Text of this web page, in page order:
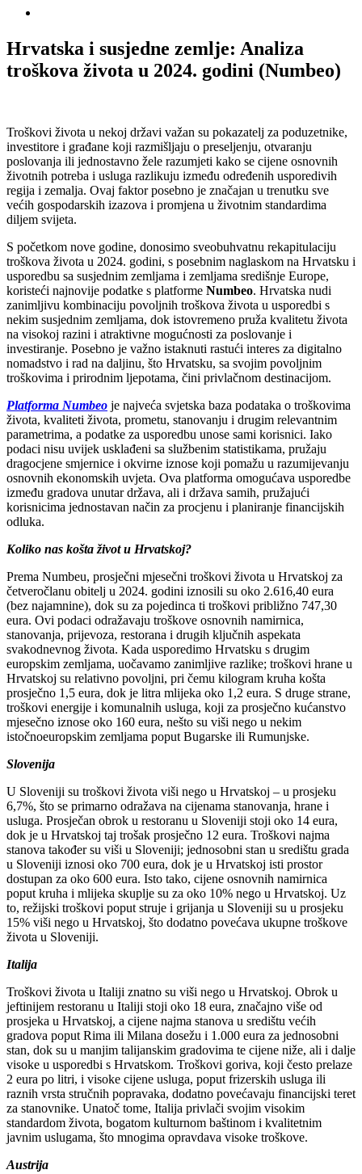
Hrvatska i susjedne zemlje: Analiza
troškova života u 2024. godini (Numbeo)
Troškovi života u nekoj državi važan su pokazatelj za poduzetnike,
investitore i građane koji razmišljaju o preseljenju, otvaranju
poslovanja ili jednostavno žele razumjeti kako se cijene osnovnih
životnih potreba i usluga razlikuju između određenih usporedivih
regija i zemalja. Ovaj faktor posebno je značajan u trenutku sve
većih gospodarskih izazova i promjena u životnim standardima
diljem svijeta.
S početkom nove godine, donosimo sveobuhvatnu rekapitulaciju
troškova života u 2024. godini, s posebnim naglaskom na Hrvatsku i
usporedbu sa susjednim zemljama i zemljama središnje Europe,
koristeći najnovije podatke s platforme Numbeo. Hrvatska nudi
zanimljivu kombinaciju povoljnih troškova života u usporedbi s
nekim susjednim zemljama, dok istovremeno pruža kvalitetu života
na visokoj razini i atraktivne mogućnosti za poslovanje i
investiranje. Posebno je važno istaknuti rastući interes za digitalno
nomadstvo i rad na daljinu, što Hrvatsku, sa svojim povoljnim
troškovima i prirodnim ljepotama, čini privlačnom destinacijom.
Platforma Numbeo je najveća svjetska baza podataka o troškovima
života, kvaliteti života, prometu, stanovanju i drugim relevantnim
parametrima, a podatke za usporedbu unose sami korisnici. Iako
podaci nisu uvijek usklađeni sa službenim statistikama, pružaju
dragocjene smjernice i okvirne iznose koji pomažu u razumijevanju
osnovnih ekonomskih uvjeta. Ova platforma omogućava usporedbe
između gradova unutar država, ali i država samih, pružajući
korisnicima jednostavan način za procjenu i planiranje financijskih
odluka.
Koliko nas košta život u Hrvatskoj?
Prema Numbeu, prosječni mjesečni troškovi života u Hrvatskoj za
četveročlanu obitelj u 2024. godini iznosili su oko 2.616,40 eura
(bez najamnine), dok su za pojedinca ti troškovi približno 747,30
eura. Ovi podaci odražavaju troškove osnovnih namirnica,
stanovanja, prijevoza, restorana i drugih ključnih aspekata
svakodnevnog života. Kada usporedimo Hrvatsku s drugim
europskim zemljama, uočavamo zanimljive razlike; troškovi hrane u
Hrvatskoj su relativno povoljni, pri čemu kilogram kruha košta
prosječno 1,5 eura, dok je litra mlijeka oko 1,2 eura. S druge strane,
troškovi energije i komunalnih usluga, koji za prosječno kućanstvo
mjesečno iznose oko 160 eura, nešto su viši nego u nekim
istočnoeuropskim zemljama poput Bugarske ili Rumunjske.
Slovenija
U Sloveniji su troškovi života viši nego u Hrvatskoj – u prosjeku
6,7%, što se primarno odražava na cijenama stanovanja, hrane i
usluga. Prosječan obrok u restoranu u Sloveniji stoji oko 14 eura,
dok je u Hrvatskoj taj trošak prosječno 12 eura. Troškovi najma
stanova također su viši u Sloveniji; jednosobni stan u središtu grada
u Sloveniji iznosi oko 700 eura, dok je u Hrvatskoj isti prostor
dostupan za oko 600 eura. Isto tako, cijene osnovnih namirnica
poput kruha i mlijeka skuplje su za oko 10% nego u Hrvatskoj. Uz
to, režijski troškovi poput struje i grijanja u Sloveniji su u prosjeku
15% viši nego u Hrvatskoj, što dodatno povećava ukupne troškove
života u Sloveniji.
Italija
Troškovi života u Italiji znatno su viši nego u Hrvatskoj. Obrok u
jeftinijem restoranu u Italiji stoji oko 18 eura, značajno više od
prosjeka u Hrvatskoj, a cijene najma stanova u središtu većih
gradova poput Rima ili Milana dosežu i 1.000 eura za jednosobni
stan, dok su u manjim talijanskim gradovima te cijene niže, ali i dalje
visoke u usporedbi s Hrvatskom. Troškovi goriva, koji često prelaze
2 eura po litri, i visoke cijene usluga, poput frizerskih usluga ili
raznih vrsta stručnih popravaka, dodatno povećavaju financijski teret
za stanovnike. Unatoč tome, Italija privlači svojim visokim
standardom života, bogatom kulturnom baštinom i kvalitetnim
javnim uslugama, što mnogima opravdava visoke troškove.
Austrija